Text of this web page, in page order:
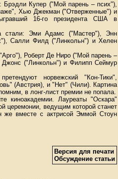
Брэдли Купер ("Мой парень – псих"),
Хью Джекман ("Отверженные") и
16-го президента США в
стали: Эми Адамс ("Мастер"), Энн
Салли Филд ("Линкольн") и Хелен
Роберт Де Ниро ("Мой парень –
("Линкольн") и Филипп Сеймур
норвежский "Кон-Тики",
(Австрия), и "Нет" (Чили). Картина
в лонг-лист премии не попала.
киноакадемии. Лауреаты "Оскара"
церемонии, ведущим которой станет
же вместе с актрисой Эммой Стоун
Версия для печати
Обсуждение статьи